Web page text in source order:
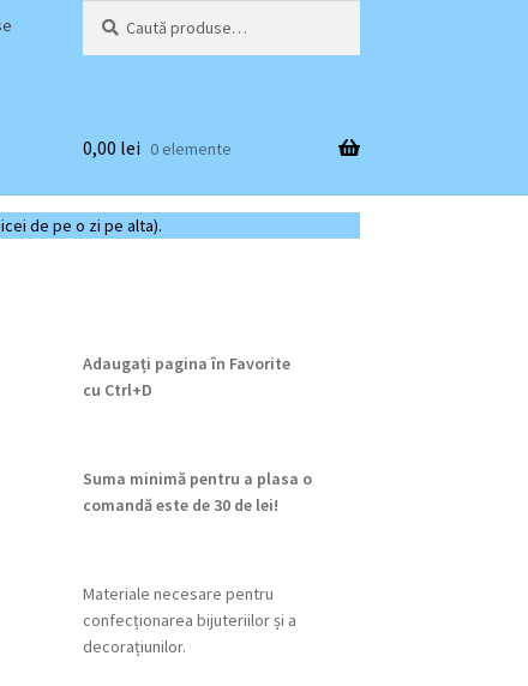
după:
0,00 lei 0 elemente
de pe o zi pe alta).
Adaugați pagina în Favorite
cu Ctrl+D
Suma minimă pentru a plasa o
comandă este de 30 de lei!
Materiale necesare pentru
confecționarea bijuteriilor și a
decorațiunilor.